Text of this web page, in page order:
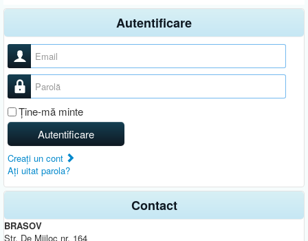
Autentificare
Nume utilizator
Parolă
Ţine-mă minte
Autentificare
Creaţi un cont
Aţi uitat parola?
Contact
BRASOV
Str. De Mijloc nr. 164